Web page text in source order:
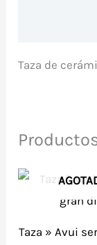
Taza de
Taza » Avui